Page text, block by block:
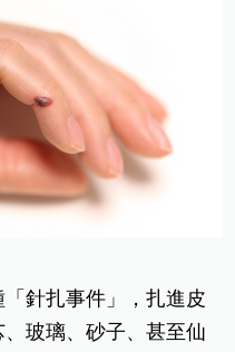
針扎事件」，扎進皮
玻璃、砂子、甚至仙